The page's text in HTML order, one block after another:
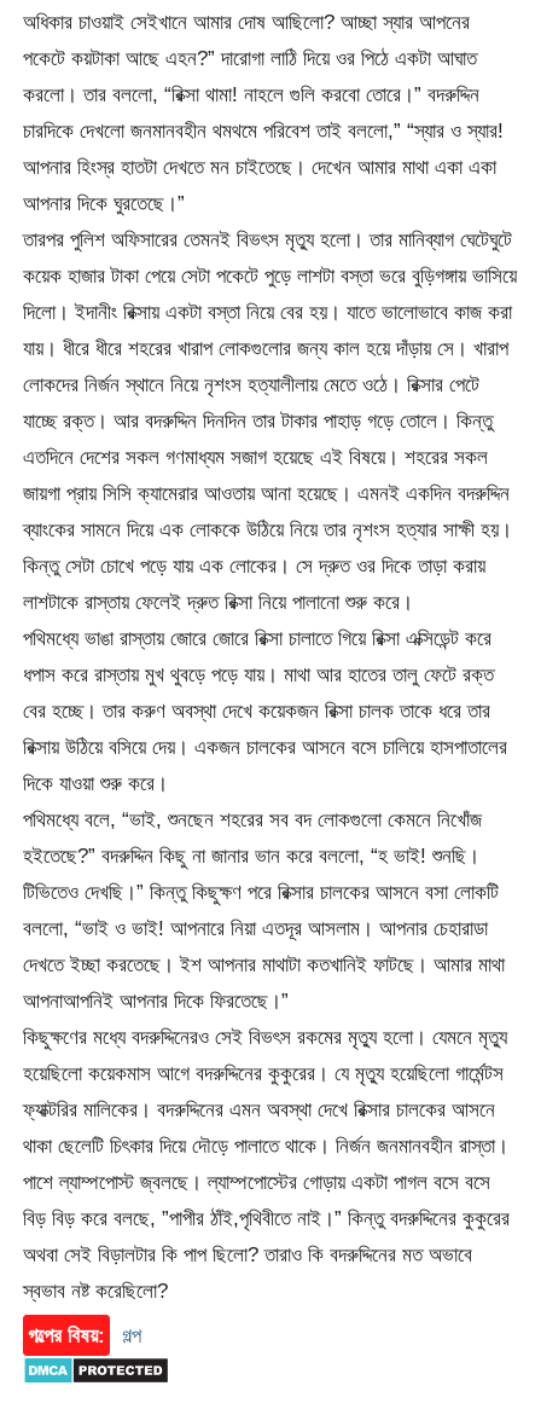
অধিকার চাওয়াই সেইখানে আমার দোষ আছিলো? আচ্ছা স্যার আপনের
পকেটে কয়টাকা আছে এহন?” দারোগা লাঠি দিয়ে ওর পিঠে একটা আঘাত
করলো। তার বললো, “রিক্সা থামা! নাহলে গুলি করবো তোরে।” বদরুদ্দিন
চারদিকে দেখলো জনমানবহীন থমথমে পরিবেশ তাই বললো,” “স্যার ও স্যার!
আপনার হিংস্র হাতটা দেখতে মন চাইতেছে। দেখেন আমার মাথা একা একা
আপনার দিকে ঘুরতেছে।”
তারপর পুলিশ অফিসারের তেমনই বিভৎস মৃত্যু হলো। তার মানিব্যাগ ঘেটেঘুটে
কয়েক হাজার টাকা পেয়ে সেটা পকেটে পুড়ে লাশটা বস্তা ভরে বুড়িগঙ্গায় ভাসিয়ে
দিলো। ইদানীং রিক্সায় একটা বস্তা নিয়ে বের হয়। যাতে ভালোভাবে কাজ করা
যায়। ধীরে ধীরে শহরের খারাপ লোকগুলোর জন্য কাল হয়ে দাঁড়ায় সে। খারাপ
লোকদের নির্জন স্থানে নিয়ে নৃশংস হত্যালীলায় মেতে ওঠে। রিক্সার পেটে
যাচ্ছে রক্ত। আর বদরুদ্দিন দিনদিন তার টাকার পাহাড় গড়ে তোলে। কিন্তু
এতদিনে দেশের সকল গণমাধ্যম সজাগ হয়েছে এই বিষয়ে। শহরের সকল
জায়গা প্রায় সিসি ক্যামেরার আওতায় আনা হয়েছে। এমনই একদিন বদরুদ্দিন
ব্যাংকের সামনে দিয়ে এক লোককে উঠিয়ে নিয়ে তার নৃশংস হত্যার সাক্ষী হয়।
কিন্তু সেটা চোখে পড়ে যায় এক লোকের। সে দ্রুত ওর দিকে তাড়া করায়
লাশটাকে রাস্তায় ফেলেই দ্রুত রিক্সা নিয়ে পালানো শুরু করে।
পথিমধ্যে ভাঙা রাস্তায় জোরে জোরে রিক্সা চালাতে গিয়ে রিক্সা এক্সিডেন্ট করে
ধপাস করে রাস্তায় মুখ থুবড়ে পড়ে যায়। মাথা আর হাতের তালু ফেটে রক্ত
বের হচ্ছে। তার করুণ অবস্থা দেখে কয়েকজন রিক্সা চালক তাকে ধরে তার
রিক্সায় উঠিয়ে বসিয়ে দেয়। একজন চালকের আসনে বসে চালিয়ে হাসপাতালের
দিকে যাওয়া শুরু করে।
পথিমধ্যে বলে, “ভাই, শুনছেন শহরের সব বদ লোকগুলো কেমনে নিখোঁজ
হইতেছে?” বদরুদ্দিন কিছু না জানার ভান করে বললো, “হ ভাই! শুনছি।
টিভিতেও দেখছি।” কিন্তু কিছুক্ষণ পরে রিক্সার চালকের আসনে বসা লোকটি
বললো, “ভাই ও ভাই! আপনারে নিয়া এতদূর আসলাম। আপনার চেহারাডা
দেখতে ইচ্ছা করতেছে। ইশ আপনার মাথাটা কতখানিই ফাটছে। আমার মাথা
আপনাআপনিই আপনার দিকে ফিরতেছে।”
কিছুক্ষণের মধ্যে বদরুদ্দিনেরও সেই বিভৎস রকমের মৃত্যু হলো। যেমনে মৃত্যু
হয়েছিলো কয়েকমাস আগে বদরুদ্দিনের কুকুরের। যে মৃত্যু হয়েছিলো গার্মেন্টস
ফ্যাক্টরির মালিকের। বদরুদ্দিনের এমন অবস্থা দেখে রিক্সার চালকের আসনে
থাকা ছেলেটি চিৎকার দিয়ে দৌড়ে পালাতে থাকে। নির্জন জনমানবহীন রাস্তা।
পাশে ল্যাম্পপোস্ট জ্বলছে। ল্যাম্পপোস্টের গোড়ায় একটা পাগল বসে বসে
বিড় বিড় করে বলছে, ”পাপীর ঠাঁই,পৃথিবীতে নাই।” কিন্তু বদরুদ্দিনের কুকুরের
অথবা সেই বিড়ালটার কি পাপ ছিলো? তারাও কি বদরুদ্দিনের মত অভাবে
স্বভাব নষ্ট করেছিলো?
গল্পের বিষয়:
গল্প